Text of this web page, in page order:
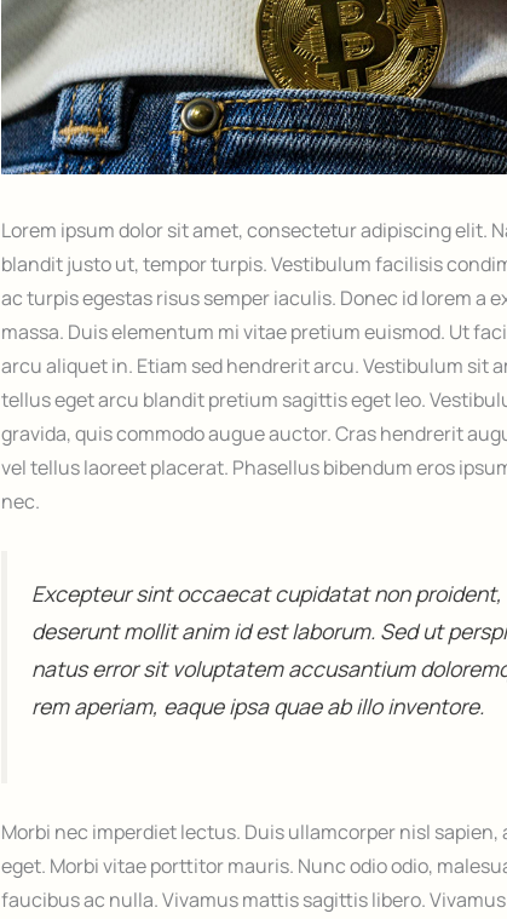
Lorem ipsum dolor sit amet, consectetur adipiscing elit.
blandit justo ut, tempor turpis. Vestibulum facilisis
ac turpis egestas risus semper iaculis. Donec id lorem a
massa. Duis elementum mi vitae pretium euismod. Ut
arcu aliquet in. Etiam sed hendrerit arcu. Vestibulum sit
tellus eget arcu blandit pretium sagittis eget leo.
gravida, quis commodo augue auctor. Cras hendrerit
vel tellus laoreet placerat. Phasellus bibendum eros
nec.
Excepteur sint occaecat cupidatat non
deserunt mollit anim id est laborum. Sed ut
natus error sit voluptatem accusantium
rem aperiam, eaque ipsa quae ab illo inventore.
Morbi nec imperdiet lectus. Duis ullamcorper nisl
eget. Morbi vitae porttitor mauris. Nunc odio odio,
faucibus ac nulla. Vivamus mattis sagittis libero.